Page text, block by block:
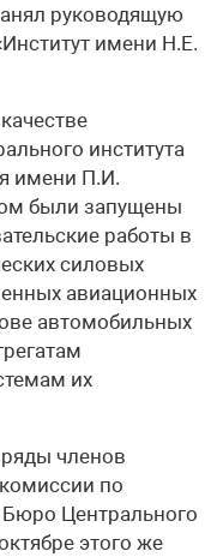
руководящую
имени Н.Е.
института
имени П.И.
были запущены
работы в
силовых
авиационных
автомобильных
их
членов
по
Центрального
этого же